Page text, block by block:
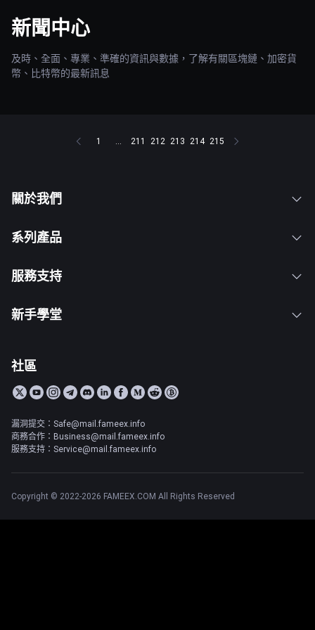
新聞中心
及時、全面、專業、準確的資訊與數據，了解有關區塊鏈、加密貨
幣、比特幣的最新訊息
1 ... 211 212 213 214 215
關於我們
系列產品
服務支持
新手學堂
社區
漏洞提交：Safe@mail.fameex.info
商務合作：Business@mail.fameex.info
服務支持：Service@mail.fameex.info
Copyright © 2022-2026 FAMEEX.COM All Rights Reserved